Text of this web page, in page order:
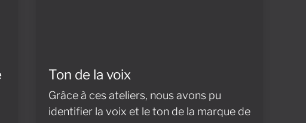
Ton de la voix
Grâce à ces ateliers, nous avons pu
identifier la voix et le ton de la marque de